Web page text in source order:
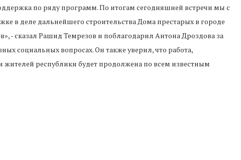
по ряду программ. По итогам сегодняшней встречи мы с
в деле дальнейшего строительства Дома престарых в городе
- сказал Рашид Темрезов и поблагодарил Антона Дроздова за
социальных вопросах. Он также уверил, что работа,
жителей республики будет продолжена по всем известным